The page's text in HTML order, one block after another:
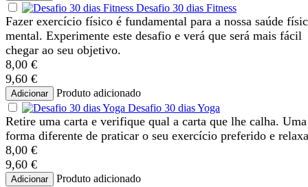
Desafio 30 dias Fitness
Fazer exercício físico é fundamental para a nossa saúde
mental. Experimente este desafio e verá que será mais fácil
chegar ao seu objetivo.
8,00 €
9,60 €
Adicionar
Produto adicionado
Desafio 30 dias Yoga
Retire uma carta e verifique qual a carta que lhe calha. Uma
forma diferente de praticar o seu exercício preferido e
8,00 €
9,60 €
Adicionar
Produto adicionado